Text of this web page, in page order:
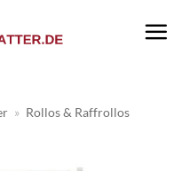
» Rollos & Raffrollos